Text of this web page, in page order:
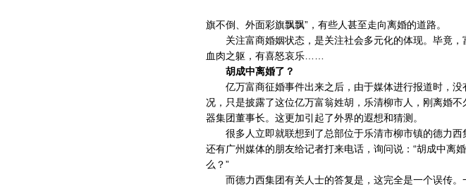
旗不倒、外面彩旗飘飘”，有些人甚至走向离婚的道路。
关注富商婚姻状态，是关注社会多元化的体现。毕竟，
血肉之躯，有喜怒哀乐……
胡成中离婚了？
亿万富商征婚事件出来之后，由于媒体进行报道时，没
况，只是披露了这位亿万富翁姓胡，乐清柳市人，刚离婚
器集团董事长。这更加引起了外界的遐想和猜测。
很多人立即就联想到了总部位于乐清市柳市镇的德力西
还有广州媒体的朋友给记者打来电话，询问说：“胡成中离
么？”
而德力西集团有关人士的答复是，这完全是一个误传。